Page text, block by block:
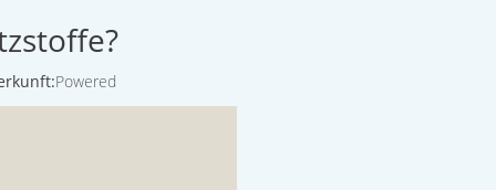
Powered